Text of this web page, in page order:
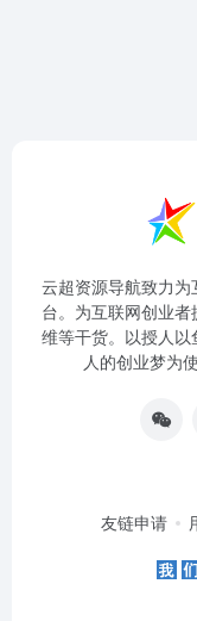
云超资源导航致力
台。为互联网创业
维等干货。以授人
人的创业梦为
友链申请